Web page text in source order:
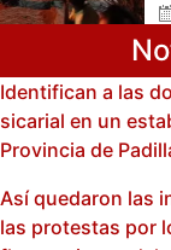
Identifican a las
sicarial en un
Provincia de
Así quedaron las
las protestas por